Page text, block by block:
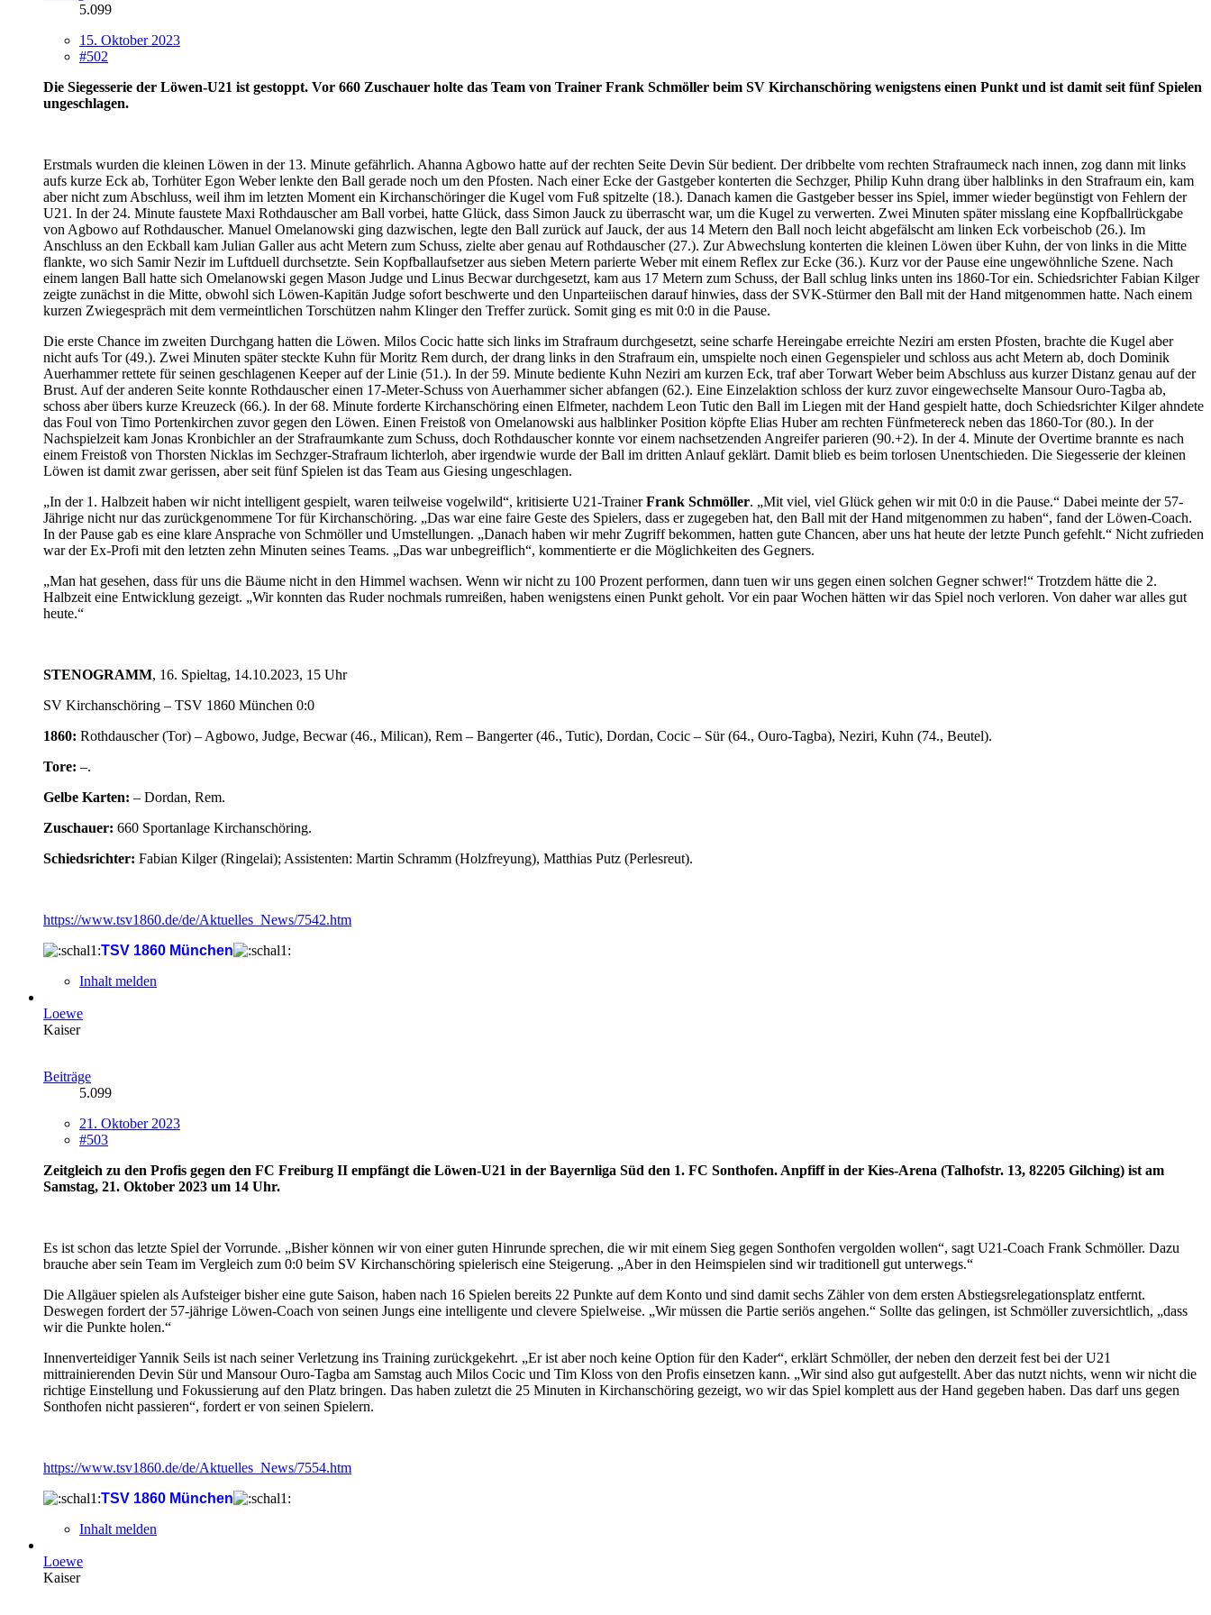
5.099
15. Oktober 2023
#502
Die Siegesserie der Löwen-U21 ist gestoppt. Vor 660 Zuschauer holte das Team von Trainer Frank Schmöller beim SV Kirchanschöring wenigstens einen Punkt und ist damit seit fünf Spielen
ungeschlagen.
Erstmals wurden die kleinen Löwen in der 13. Minute gefährlich. Ahanna Agbowo hatte auf der rechten Seite Devin Sür bedient. Der dribbelte vom rechten Strafraumeck nach innen, zog dann mit links
aufs kurze Eck ab, Torhüter Egon Weber lenkte den Ball gerade noch um den Pfosten. Nach einer Ecke der Gastgeber konterten die Sechzger, Philip Kuhn drang über halblinks in den Strafraum ein, kam
aber nicht zum Abschluss, weil ihm im letzten Moment ein Kirchanschöringer die Kugel vom Fuß spitzelte (18.). Danach kamen die Gastgeber besser ins Spiel, immer wieder begünstigt von Fehlern der
U21. In der 24. Minute faustete Maxi Rothdauscher am Ball vorbei, hatte Glück, dass Simon Jauck zu überrascht war, um die Kugel zu verwerten. Zwei Minuten später misslang eine Kopfballrückgabe
von Agbowo auf Rothdauscher. Manuel Omelanowski ging dazwischen, legte den Ball zurück auf Jauck, der aus 14 Metern den Ball noch leicht abgefälscht am linken Eck vorbeischob (26.). Im
Anschluss an den Eckball kam Julian Galler aus acht Metern zum Schuss, zielte aber genau auf Rothdauscher (27.). Zur Abwechslung konterten die kleinen Löwen über Kuhn, der von links in die Mitte
flankte, wo sich Samir Nezir im Luftduell durchsetzte. Sein Kopfballaufsetzer aus sieben Metern parierte Weber mit einem Reflex zur Ecke (36.). Kurz vor der Pause eine ungewöhnliche Szene. Nach
einem langen Ball hatte sich Omelanowski gegen Mason Judge und Linus Becwar durchgesetzt, kam aus 17 Metern zum Schuss, der Ball schlug links unten ins 1860-Tor ein. Schiedsrichter Fabian Kilger
zeigte zunächst in die Mitte, obwohl sich Löwen-Kapitän Judge sofort beschwerte und den Unparteiischen darauf hinwies, dass der SVK-Stürmer den Ball mit der Hand mitgenommen hatte. Nach einem
kurzen Zwiegespräch mit dem vermeintlichen Torschützen nahm Klinger den Treffer zurück. Somit ging es mit 0:0 in die Pause.
Die erste Chance im zweiten Durchgang hatten die Löwen. Milos Cocic hatte sich links im Strafraum durchgesetzt, seine scharfe Hereingabe erreichte Neziri am ersten Pfosten, brachte die Kugel aber
nicht aufs Tor (49.). Zwei Minuten später steckte Kuhn für Moritz Rem durch, der drang links in den Strafraum ein, umspielte noch einen Gegenspieler und schloss aus acht Metern ab, doch Dominik
Auerhammer rettete für seinen geschlagenen Keeper auf der Linie (51.). In der 59. Minute bediente Kuhn Neziri am kurzen Eck, traf aber Torwart Weber beim Abschluss aus kurzer Distanz genau auf der
Brust. Auf der anderen Seite konnte Rothdauscher einen 17-Meter-Schuss von Auerhammer sicher abfangen (62.). Eine Einzelaktion schloss der kurz zuvor eingewechselte Mansour Ouro-Tagba ab,
schoss aber übers kurze Kreuzeck (66.). In der 68. Minute forderte Kirchanschöring einen Elfmeter, nachdem Leon Tutic den Ball im Liegen mit der Hand gespielt hatte, doch Schiedsrichter Kilger ahndete
das Foul von Timo Portenkirchen zuvor gegen den Löwen. Einen Freistoß von Omelanowski aus halblinker Position köpfte Elias Huber am rechten Fünfmetereck neben das 1860-Tor (80.). In der
Nachspielzeit kam Jonas Kronbichler an der Strafraumkante zum Schuss, doch Rothdauscher konnte vor einem nachsetzenden Angreifer parieren (90.+2). In der 4. Minute der Overtime brannte es nach
einem Freistoß von Thorsten Nicklas im Sechzger-Strafraum lichterloh, aber irgendwie wurde der Ball im dritten Anlauf geklärt. Damit blieb es beim torlosen Unentschieden. Die Siegesserie der kleinen
Löwen ist damit zwar gerissen, aber seit fünf Spielen ist das Team aus Giesing ungeschlagen.
„In der 1. Halbzeit haben wir nicht intelligent gespielt, waren teilweise vogelwild“, kritisierte U21-TrainerFrank Schmöller. „Mit viel, viel Glück gehen wir mit 0:0 in die Pause.“ Dabei meinte der 57-
Jährige nicht nur das zurückgenommene Tor für Kirchanschöring. „Das war eine faire Geste des Spielers, dass er zugegeben hat, den Ball mit der Hand mitgenommen zu haben“, fand der Löwen-Coach.
In der Pause gab es eine klare Ansprache von Schmöller und Umstellungen. „Danach haben wir mehr Zugriff bekommen, hatten gute Chancen, aber uns hat heute der letzte Punch gefehlt.“ Nicht zufrieden
war der Ex-Profi mit den letzten zehn Minuten seines Teams. „Das war unbegreiflich“, kommentierte er die Möglichkeiten des Gegners.
„Man hat gesehen, dass für uns die Bäume nicht in den Himmel wachsen. Wenn wir nicht zu 100 Prozent performen, dann tuen wir uns gegen einen solchen Gegner schwer!“ Trotzdem hätte die 2.
Halbzeit eine Entwicklung gezeigt. „Wir konnten das Ruder nochmals rumreißen, haben wenigstens einen Punkt geholt. Vor ein paar Wochen hätten wir das Spiel noch verloren. Von daher war alles gut
heute.“
STENOGRAMM, 16. Spieltag, 14.10.2023, 15 Uhr
SV Kirchanschöring – TSV 1860 München 0:0
1860: Rothdauscher (Tor) – Agbowo, Judge, Becwar (46., Milican), Rem – Bangerter (46., Tutic), Dordan, Cocic – Sür (64., Ouro-Tagba), Neziri, Kuhn (74., Beutel).
Tore: –.
Gelbe Karten: – Dordan, Rem.
Zuschauer: 660 Sportanlage Kirchanschöring.
Schiedsrichter: Fabian Kilger (Ringelai); Assistenten: Martin Schramm (Holzfreyung), Matthias Putz (Perlesreut).
https://www.tsv1860.de/de/Aktuelles_News/7542.htm
TSV 1860 München
Inhalt melden
Loewe
Kaiser
Beiträge
5.099
21. Oktober 2023
#503
Zeitgleich zu den Profis gegen den FC Freiburg II empfängt die Löwen-U21 in der Bayernliga Süd den 1. FC Sonthofen. Anpfiff in der Kies-Arena (Talhofstr. 13, 82205 Gilching) ist am
Samstag, 21. Oktober 2023 um 14 Uhr.
Es ist schon das letzte Spiel der Vorrunde. „Bisher können wir von einer guten Hinrunde sprechen, die wir mit einem Sieg gegen Sonthofen vergolden wollen“, sagt U21-Coach Frank Schmöller. Dazu
brauche aber sein Team im Vergleich zum 0:0 beim SV Kirchanschöring spielerisch eine Steigerung. „Aber in den Heimspielen sind wir traditionell gut unterwegs.“
Die Allgäuer spielen als Aufsteiger bisher eine gute Saison, haben nach 16 Spielen bereits 22 Punkte auf dem Konto und sind damit sechs Zähler von dem ersten Abstiegsrelegationsplatz entfernt.
Deswegen fordert der 57-jährige Löwen-Coach von seinen Jungs eine intelligente und clevere Spielweise. „Wir müssen die Partie seriös angehen.“ Sollte das gelingen, ist Schmöller zuversichtlich, „dass
wir die Punkte holen.“
Innenverteidiger Yannik Seils ist nach seiner Verletzung ins Training zurückgekehrt. „Er ist aber noch keine Option für den Kader“, erklärt Schmöller, der neben den derzeit fest bei der U21
mittrainierenden Devin Sür und Mansour Ouro-Tagba am Samstag auch Milos Cocic und Tim Kloss von den Profis einsetzen kann. „Wir sind also gut aufgestellt. Aber das nutzt nichts, wenn wir nicht die
richtige Einstellung und Fokussierung auf den Platz bringen. Das haben zuletzt die 25 Minuten in Kirchanschöring gezeigt, wo wir das Spiel komplett aus der Hand gegeben haben. Das darf uns gegen
Sonthofen nicht passieren“, fordert er von seinen Spielern.
https://www.tsv1860.de/de/Aktuelles_News/7554.htm
TSV 1860 München
Inhalt melden
Loewe
Kaiser